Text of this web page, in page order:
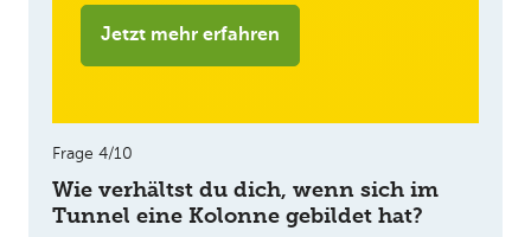
Jetzt mehr erfahren
Frage 4/10
Wie verhältst du dich, wenn sich im
Tunnel eine Kolonne gebildet hat?